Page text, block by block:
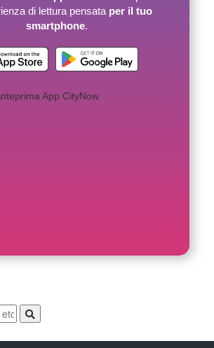
di lettura pensata per il tuo
smartphone.